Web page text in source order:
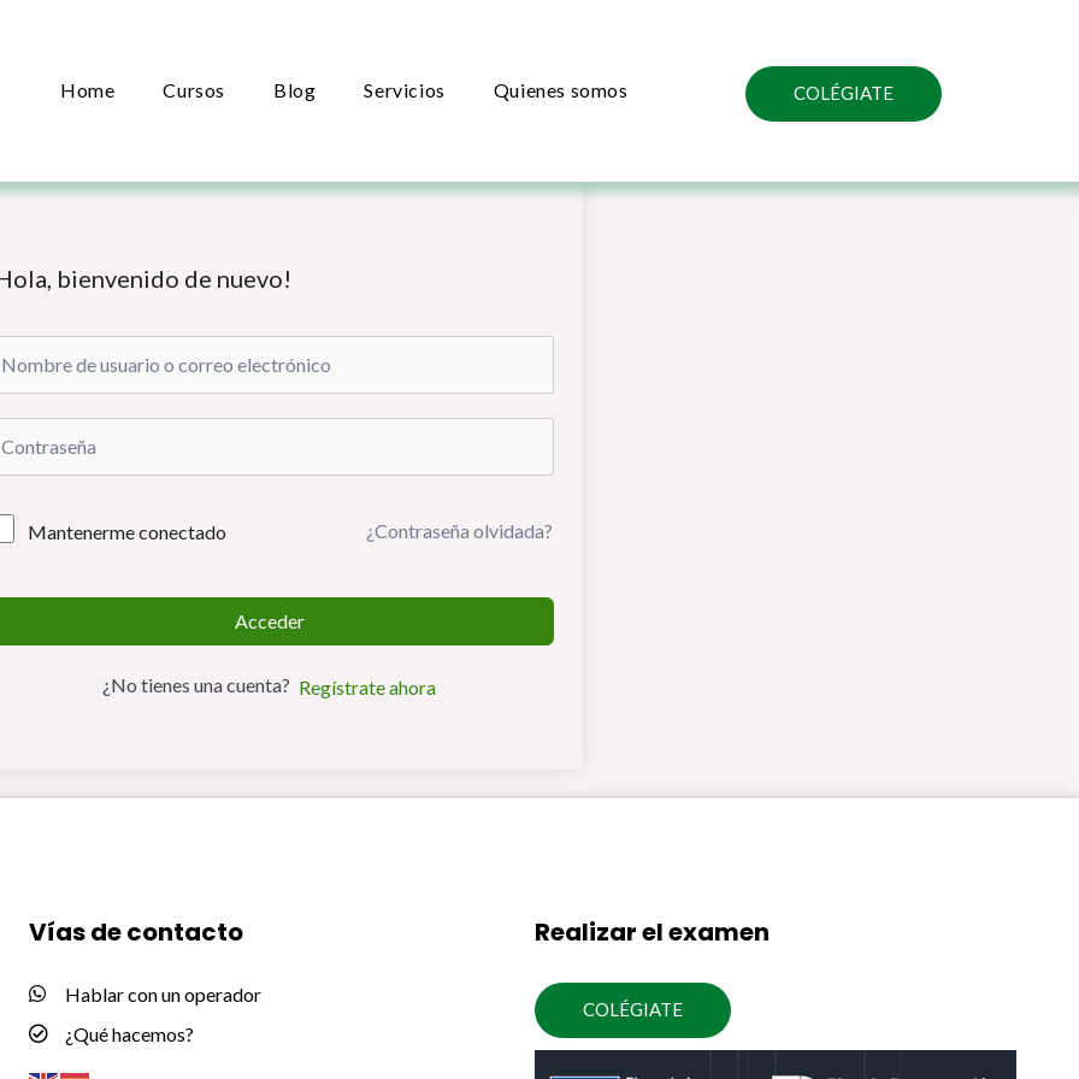
Home Cursos Blog Servicios Quienes somos COLÉGIATE
bienvenido de nuevo!
Mantenerme conectado ¿Contraseña olvidada?
Acceder
¿No tienes una cuenta? Regístrate ahora
Vías de contacto
Hablar con un operador
¿Qué hacemos?
Realizar el examen
COLÉGIATE